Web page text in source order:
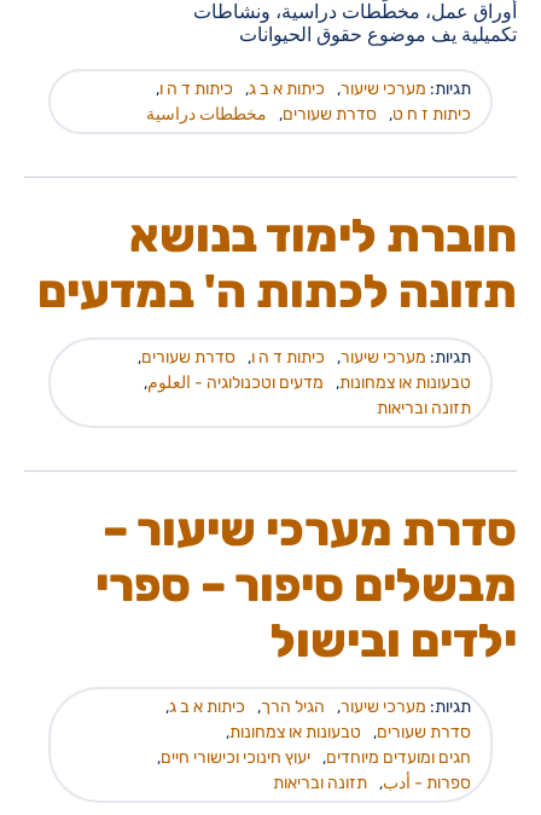
أوراق عمل، مخطّطات دراسية، ونشاطات
تكميلية يف موضوع حقوق الحيوانات
תגיות: מערכי שיעור, כיתות א ב ג, כיתות ד ה ו,
כיתות ז ח ט, סדרת שעורים, مخططات دراسية
חוברת לימוד בנושא
תזונה לכתות ה' במדעים
תגיות: מערכי שיעור, כיתות ד ה ו, סדרת שעורים,
טבעונות או צמחונות, מדעים וטכנולוגיה - العلوم,
תזונה ובריאות
סדרת מערכי שיעור –
מבשלים סיפור – ספרי
ילדים ובישול
תגיות: מערכי שיעור, הגיל הרך, כיתות א ב ג,
סדרת שעורים, טבעונות או צמחונות,
חגים ומועדים מיוחדים, יעוץ חינוכי וכישורי חיים,
ספרות - أدب, תזונה ובריאות